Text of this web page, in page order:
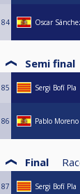
84 Oscar
Semi final
85 Sergi Bofí Pla
86 Pablo Moreno
Final
87 Sergi Bofí Pla